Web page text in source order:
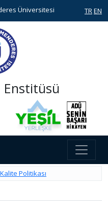
Üniversitesi TR EN
Enstitüsü
Kalite Politikası